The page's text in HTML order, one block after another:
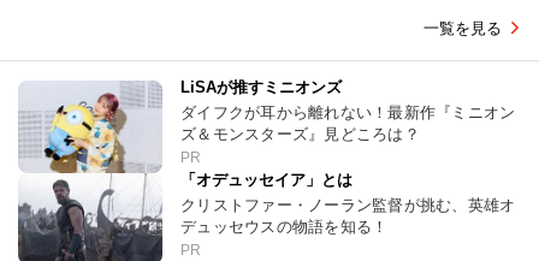
一覧を見る
LiSAが推すミニオンズ
ダイフクが耳から離れない！最新作『ミニオン
ズ＆モンスターズ』見どころは？
PR
「オデュッセイア」とは
クリストファー・ノーラン監督が挑む、英雄オ
デュッセウスの物語を知る！
PR